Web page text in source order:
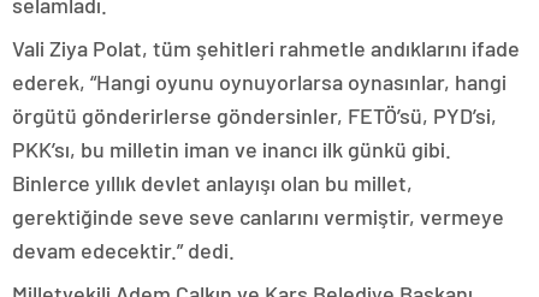
Vali Ziya Polat, tüm şehitleri rahmetle andıklarını ifade
ederek, “Hangi oyunu oynuyorlarsa oynasınlar, hangi
örgütü gönderirlerse göndersinler, FETÖ’sü, PYD’si,
PKK’sı, bu milletin iman ve inancı ilk günkü gibi.
Binlerce yıllık devlet anlayışı olan bu millet,
gerektiğinde seve seve canlarını vermiştir, vermeye
devam edecektir.” dedi.